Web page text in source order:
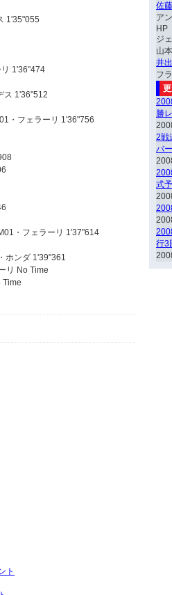
1'35"055
1'36"474
ス 1'36"512
・フェラーリ 1'36"756
・フェラーリ 1'37"614
ホンダ 1'39"361
リ No Time
Time
ト
佐
ア
HP
ジ
山
井
フ
勝
2戦
バ
式
行3